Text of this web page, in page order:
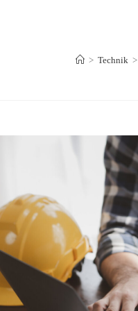
> Technik >